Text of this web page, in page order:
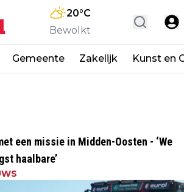
20°C
Bewolkt
Gemeente Zakelijk Kunst en
een missie in Midden-Oosten - ‘We
haalbare’